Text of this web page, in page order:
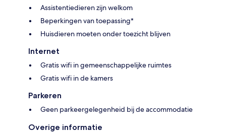
Assistentiedieren zijn welkom
Beperkingen van toepassing*
Huisdieren moeten onder toezicht blijven
Internet
Gratis wifi in gemeenschappelijke ruimtes
Gratis wifi in de kamers
Parkeren
Geen parkeergelegenheid bij de accommodatie
Overige informatie